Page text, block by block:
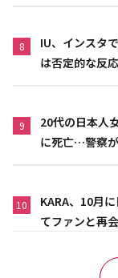
8
IU、インスタ
は否定的な反
9
20代の日本人
に死亡…警察
10
KARA、10月
てファンと再